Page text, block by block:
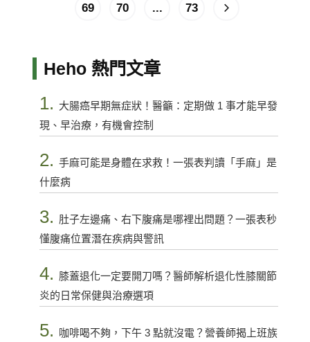
69
70 ... 73
Heho 熱門文章
1. 大腸癌早期無症狀！醫籲：定期做 1 事才能早發
現、早治療，有機會控制
2. 手麻可能是身體在求救！一張表判讀「手麻」是
什麼病
3. 肚子左邊痛、右下腹痛是哪裡出問題？一張表秒
懂腹痛位置潛在疾病與警訊
4. 膝蓋退化一定要開刀嗎？醫師解析退化性膝關節
炎的日常保健與治療選項
5.
咖啡喝不夠，下午 3 點就沒電？營養師揭上班族